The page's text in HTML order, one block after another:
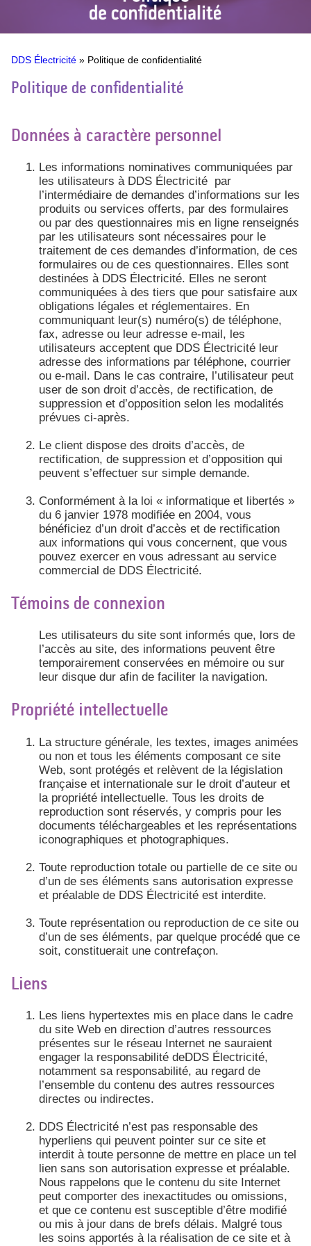
DDS Électricité » Politique de confidentialité
Politique de confidentialité
Données à caractère personnel
Les informations nominatives communiquées par
les utilisateurs à DDS Électricité par
l’intermédiaire de demandes d’informations sur les
produits ou services offerts, par des formulaires
ou par des questionnaires mis en ligne renseignés
par les utilisateurs sont nécessaires pour le
traitement de ces demandes d’information, de ces
formulaires ou de ces questionnaires. Elles sont
destinées à DDS Électricité. Elles ne seront
communiquées à des tiers que pour satisfaire aux
obligations légales et réglementaires. En
communiquant leur(s) numéro(s) de téléphone,
fax, adresse ou leur adresse e-mail, les
utilisateurs acceptent que DDS Électricité leur
adresse des informations par téléphone, courrier
ou e-mail. Dans le cas contraire, l’utilisateur peut
user de son droit d’accès, de rectification, de
suppression et d’opposition selon les modalités
prévues ci-après.
Le client dispose des droits d’accès, de
rectification, de suppression et d’opposition qui
peuvent s’effectuer sur simple demande.
Conformément à la loi « informatique et libertés »
du 6 janvier 1978 modifiée en 2004, vous
bénéficiez d’un droit d’accès et de rectification
aux informations qui vous concernent, que vous
pouvez exercer en vous adressant au service
commercial de DDS Électricité.
Témoins de connexion
Les utilisateurs du site sont informés que, lors de
l’accès au site, des informations peuvent être
temporairement conservées en mémoire ou sur
leur disque dur afin de faciliter la navigation.
Propriété intellectuelle
La structure générale, les textes, images animées
ou non et tous les éléments composant ce site
Web, sont protégés et relèvent de la législation
française et internationale sur le droit d’auteur et
la propriété intellectuelle. Tous les droits de
reproduction sont réservés, y compris pour les
documents téléchargeables et les représentations
iconographiques et photographiques.
Toute reproduction totale ou partielle de ce site ou
d’un de ses éléments sans autorisation expresse
et préalable de DDS Électricité est interdite.
Toute représentation ou reproduction de ce site ou
d’un de ses éléments, par quelque procédé que ce
soit, constituerait une contrefaçon.
Liens
Les liens hypertextes mis en place dans le cadre
du site Web en direction d’autres ressources
présentes sur le réseau Internet ne sauraient
engager la responsabilité deDDS Électricité,
notamment sa responsabilité, au regard de
l’ensemble du contenu des autres ressources
directes ou indirectes.
DDS Électricité n’est pas responsable des
hyperliens qui peuvent pointer sur ce site et
interdit à toute personne de mettre en place un tel
lien sans son autorisation expresse et préalable.
Nous rappelons que le contenu du site Internet
peut comporter des inexactitudes ou omissions,
et que ce contenu est susceptible d’être modifié
ou mis à jour dans de brefs délais. Malgré tous
les soins apportés à la réalisation de ce site et à